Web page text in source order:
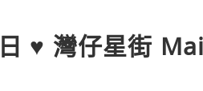
♥ 灣仔星街